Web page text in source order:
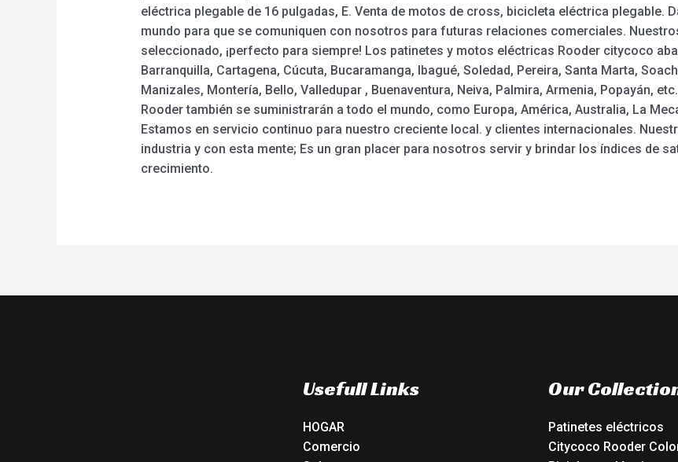
eléctrica plegable de 16 pulgadas, E. Venta de motos de cross, bicicleta eléctrica plegable.
mundo para que se comuniquen con nosotros para futuras relaciones comerciales.
seleccionado, ¡perfecto para siempre! Los patinetes y motos eléctricas Rooder citycoco
Barranquilla, Cartagena, Cúcuta, Bucaramanga, Ibagué, Soledad, Pereira, Santa Marta,
Manizales, Montería, Bello, Valledupar , Buenaventura, Neiva, Palmira, Armenia, Popayán,
Rooder también se suministrarán a todo el mundo, como Europa, América, Australia, La
Estamos en servicio continuo para nuestro creciente local. y clientes internacionales.
industria y con esta mente; Es un gran placer para nosotros servir y brindar los índices de
crecimiento.
Usefull Links
HOGAR
Comercio
Our
Patinetes eléctricos
Citycoco Rooder